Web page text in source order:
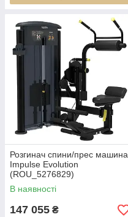
Розгинач спини/прес машина
Impulse Evolution
(ROU_5276829)
В наявності
147 055 ₴